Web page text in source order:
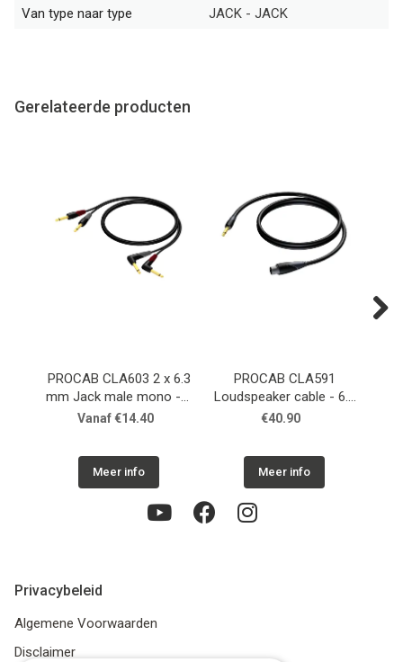
Van type naar type JACK - JACK
Gerelateerde producten
PROCAB CLA603 2 x 6.3
mm Jack male mono - 2
x 6.3 mm Jack male
Vanaf €14.40
Meer info
PROCAB CLA591
Loudspeaker cable - 6.3
mm Jack male - XLR
€40.90
Meer info
Privacybeleid
Algemene Voorwaarden
Disclaimer